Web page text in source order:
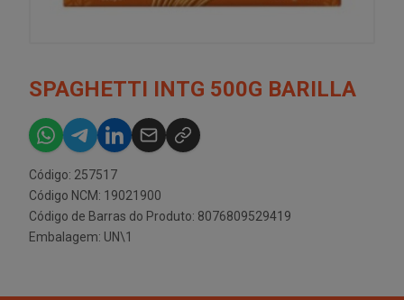
SPAGHETTI INTG 500G BARILLA
Código: 257517
Código NCM: 19021900
Código de Barras do Produto: 8076809529419
Embalagem: UN\1